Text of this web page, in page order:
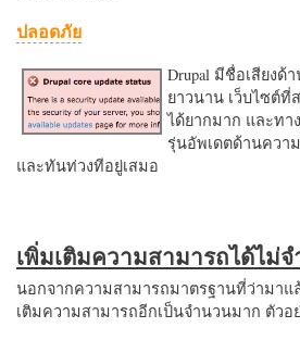
ปลอดภัย
Drupal มีชื่อเสียง
ยาวนาน เว็บไซต์ที่
ได้ยากมาก และทา
รุ่นอัพเดตด้านควา
และทันท่วงทีอยู่เสมอ
เพิ่มเติมความสามารถได้ไม่
นอกจากความสามารถมาตรฐานที่ว่ามาแ
เติมความสามารถอีกเป็นจำนวนมาก ตัว